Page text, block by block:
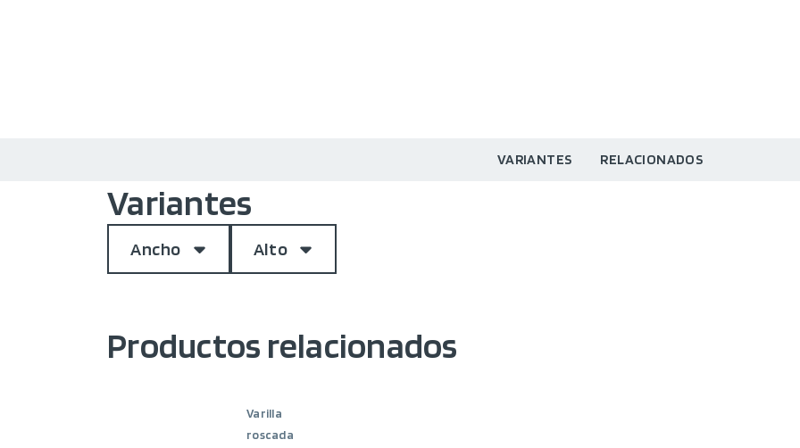
VARIANTES RELACIONADOS
Variantes
Ancho Alto
Productos relacionados
Varilla
roscada